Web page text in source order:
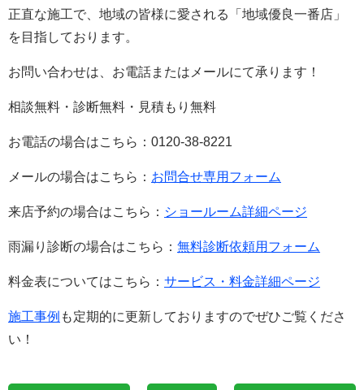
正直な施工で、地域の皆様に愛される「地域優良一番店」
を目指しております。
お問い合わせは、お電話またはメールにて承ります！
相談無料・診断無料・見積もり無料
お電話の場合はこちら：0120-38-8221
メールの場合はこちら： お問合せ専用フォーム
来店予約の場合はこちら： ショールーム詳細ページ
雨漏り診断の場合はこちら： 無料診断依頼用フォーム
料金表についてはこちら： サービス・料金詳細ページ
施工事例 も定期的に更新しておりますのでぜひご覧くださ
い！